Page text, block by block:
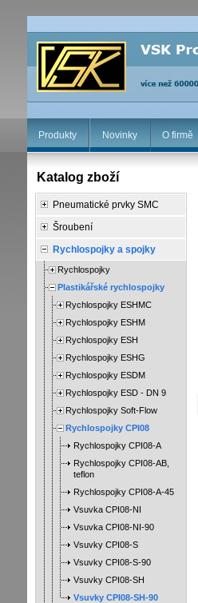
Produkty Novinky O firmě
Katalog zboží
Pneumatické prvky SMC
Šroubení
Rychlospojky a spojky
Rychlospojky
Plastikářské rychlospojky
Rychlospojky ESHMC
Rychlospojky ESHM
Rychlospojky ESH
Rychlospojky ESHG
Rychlospojky ESDM
Rychlospojky ESD - DN 9
Rychlospojky Soft-Flow
Rychlospojky CPI08
Rychlospojky CPI08-A
Rychlospojky CPI08-AB,
teflon
Rychlospojky CPI08-A-45
Vsuvka CPI08-NI
Vsuvka CPI08-NI-90
Vsuvky CPI08-S
Vsuvky CPI08-S-90
Vsuvky CPI08-SH
Vsuvky CPI08-SH-90